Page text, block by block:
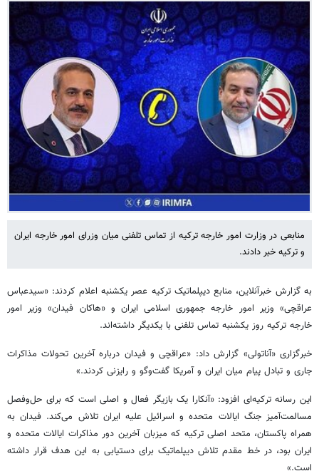
منابعی در وزارت امور خارجه ترکیه از تماس تلفنی میان وزرای امور خارجه ایران
و ترکیه خبر دادند.
به گزارش خبرآنلاین، منابع دیپلماتیک ترکیه عصر یکشنبه اعلام کردند: «سیدعباس
عراقچی» وزیر امور خارجه جمهوری اسلامی ایران و «هاکان فیدان» وزیر امور
خارجه ترکیه روز یکشنبه تماس تلفنی با یکدیگر داشته‌اند.
خبرگزاری «آناتولی» گزارش داد: «عراقچی و فیدان درباره آخرین تحولات مذاکرات
جاری و تبادل پیام‌ میان ایران و آمریکا گفت‌وگو و رایزنی کردند.»
این رسانه ترکیه‌ای افزود: «آنکارا یک بازیگر فعال و اصلی است که برای حل‌وفصل
مسالمت‌آمیز جنگ ایالات متحده و اسرائیل علیه ایران تلاش می‌کند. فیدان به
همراه پاکستان، متحد اصلی ترکیه که میزبان آخرین دور مذاکرات ایالات متحده و
ایران بود، در خط مقدم تلاش دیپلماتیک برای دستیابی به این هدف قرار داشته
است.»